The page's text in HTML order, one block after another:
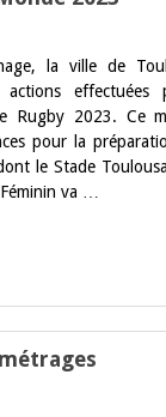
la ville de
effectuées
Rugby 2023. Ce
pour la
le Stade
va …